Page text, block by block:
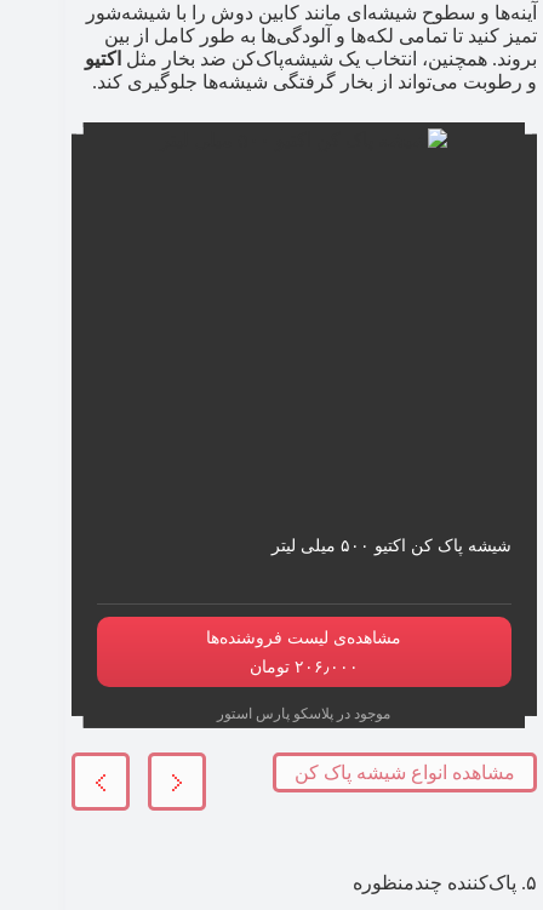
آینه‌ها و سطوح شیشه‌ای مانند کابین دوش را با شیشه‌شور
تمیز کنید تا تمامی لکه‌ها و آلودگی‌ها به طور کامل از بین
بروند. همچنین، انتخاب یک شیشه‌پاک‌کن ضد بخار مثل اکتیو
و رطوبت می‌تواند از بخار گرفتگی شیشه‌ها جلوگیری کند.
شیشه پاک کن اکتیو ۵۰۰ میلی لیتر
مشاهده‌ی لیست فروشنده‌ها
۲۰۶٫۰۰۰ تومان
موجود در پلاسکو پارس استور
مشاهده انواع شیشه پاک کن
۵. پاک‌کننده چندمنظوره